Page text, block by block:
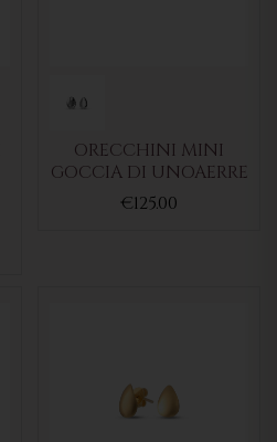
ORECCHINI MINI
GOCCIA DI UNOAERRE
€125.00